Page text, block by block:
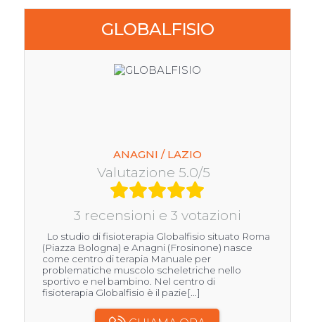
GLOBALFISIO
ANAGNI / LAZIO
Valutazione 5.0/5
3 recensioni e 3 votazioni
Lo studio di fisioterapia Globalfisio situato Roma
(Piazza Bologna) e Anagni (Frosinone) nasce
come centro di terapia Manuale per
problematiche muscolo scheletriche nello
sportivo e nel bambino. Nel centro di
fisioterapia Globalfisio è il pazie[...]